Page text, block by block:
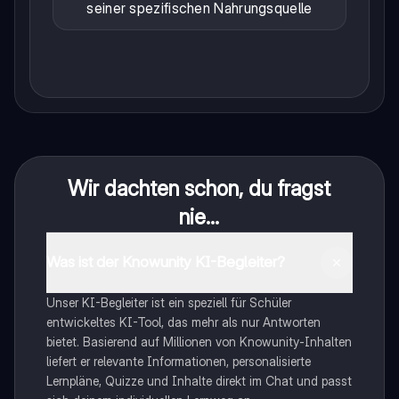
seiner spezifischen Nahrungsquelle
Wir dachten schon, du fragst
nie...
Unser KI-Begleiter ist ein speziell für Schüler
entwickeltes KI-Tool, das mehr als nur Antworten
bietet. Basierend auf Millionen von Knowunity-Inhalten
liefert er relevante Informationen, personalisierte
Lernpläne, Quizze und Inhalte direkt im Chat und passt